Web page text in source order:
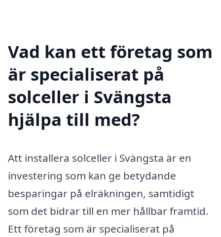
Vad kan ett företag som
är specialiserat på
solceller i Svängsta
hjälpa till med?
Att installera solceller i Svängsta är en
investering som kan ge betydande
besparingar på elräkningen, samtidigt
som det bidrar till en mer hållbar framtid.
Ett företag som är specialiserat på